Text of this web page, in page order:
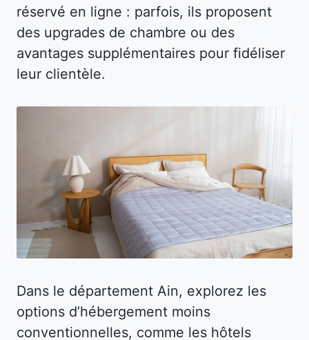
réservé en ligne : parfois, ils proposent
des upgrades de chambre ou des
avantages supplémentaires pour fidéliser
leur clientèle.
Dans le département Ain, explorez les
options d’hébergement moins
conventionnelles, comme les hôtels